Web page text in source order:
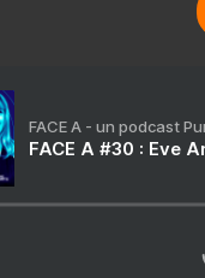
FACE A - un podcast
FACE A #30 : Eve